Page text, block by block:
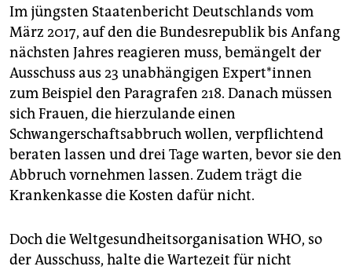
Im jüngsten Staatenbericht Deutschlands vom
März 2017, auf den die Bundesrepublik bis Anfang
nächsten Jahres reagieren muss, bemängelt der
Ausschuss aus 23 unabhängigen Ex­pert*innen
zum Beispiel den Paragrafen 218. Danach müssen
sich Frauen, die hierzulande einen
Schwangerschaftsabbruch wollen, verpflichtend
beraten lassen und drei Tage warten, bevor sie den
Abbruch vornehmen lassen. Zudem trägt die
Krankenkasse die Kosten dafür nicht.
Doch die Weltgesundheitsorganisation WHO, so
der Ausschuss, halte die Wartezeit für nicht